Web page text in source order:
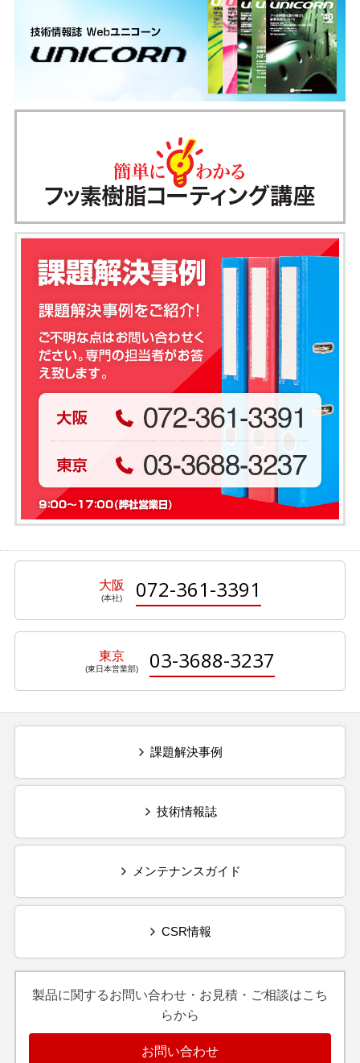
大阪 072-361-3391
東京 03-3688-3237
課題解決事例
技術情報誌
メンテナンスガイド
CSR情報
製品に関するお問い合わせ・お見積・ご相談はこち
らから
お問い合わせ